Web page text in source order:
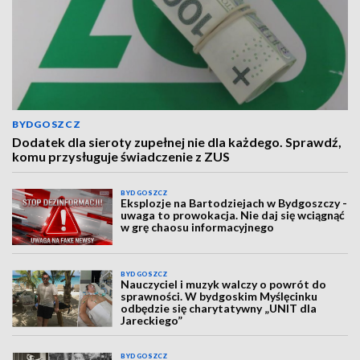
BYDGOSZCZ
Dodatek dla sieroty zupełnej nie dla każdego. Sprawdź,
komu przysługuje świadczenie z ZUS
BYDGOSZCZ
Eksplozje na Bartodziejach w Bydgoszczy -
uwaga to prowokacja. Nie daj się wciągnąć
w grę chaosu informacyjnego
BYDGOSZCZ
Nauczyciel i muzyk walczy o powrót do
sprawności. W bydgoskim Myślęcinku
odbędzie się charytatywny „UNIT dla
Jareckiego”
BYDGOSZCZ